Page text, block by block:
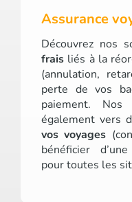
Assurance
Découvrez nos
frais liés à la
(annulation,
perte de vos
paiement.
également vers
vos voyages
bénéficier
pour toutes les